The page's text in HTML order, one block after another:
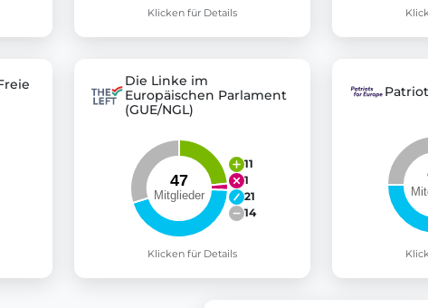
Klicken für Details
Die Linke im
Europäischen Parlament
(GUE/NGL)
11
1
21
14
Klicken für Details